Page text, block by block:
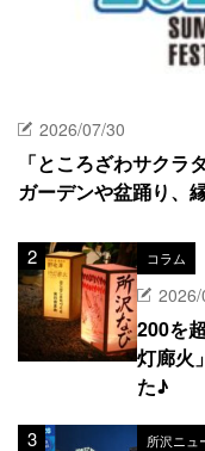
2026/07/30
「ところざわサクラ
ガーデンや盆踊り、
コラム
2026/
200を
灯廊火
た♪
所沢ニュ